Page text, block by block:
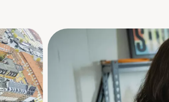
«Alle» trenger godt innhold
Bedrifter er helt avhengige av godt,
sosiale medier, strategier for å bygge en